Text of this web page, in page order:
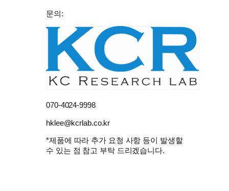
문의:
070-4024-9998
hklee@kcrlab.co.kr
*제품에 따라 추가 요청 사항 등이 발생할
수 있는 점 참고 부탁 드리겠습니다.